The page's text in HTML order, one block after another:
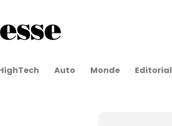
Auto Monde Editorial